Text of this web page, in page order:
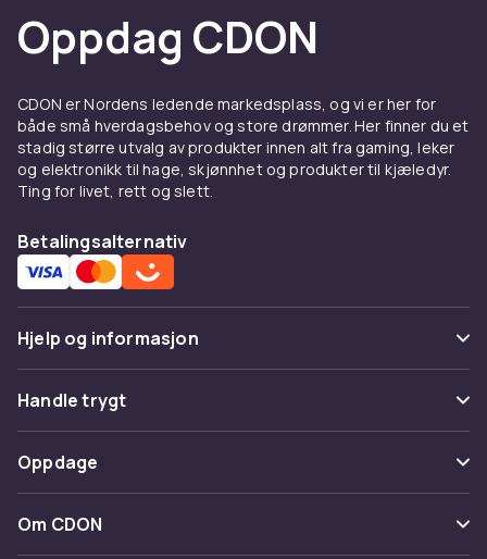
er den ikoniske modellen. Sherpa-fôrede
jeansjakker gir ekstra varme og vintage-look.
silhuett.
Vasker og passformer
Mørk indigo gir et renere inntrykk. Stone-
washed blå er det klassiske looket. Svart
denim gir en edgigere følelse. Slim fit sitter
tettere, regular fit gir klassisk komfort.
Å bære jeansjakke
Over ent-skjortemedchinoseller shorts.
Perfekt overgangsplagg mellom sesonger.
Kjøp jeansjakker på CDON
Oppdag CDON
CDON er Nordens ledende markedsplass, og vi er her for
både små hverdagsbehov og store drømmer. Her finner du et
stadig større utvalg av produkter innen alt fra gaming, leker
og elektronikk til hage, skjønnhet og produkter til kjæledyr.
Ting for livet, rett og slett.
Betalingsalternativ
Hjelp og informasjon
Vanlige spørsmål
Spor pakke
Angre & returner her
Kontakt oss
Handle trygt
Betaling
Levering
Oppdage
Kategorier
Om CDON